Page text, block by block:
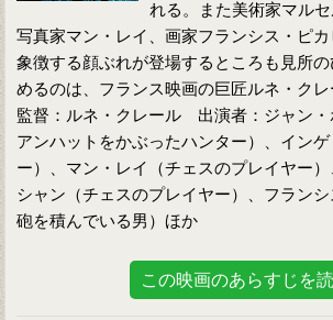
れる。また美術家マル
写真家マン・レイ、画家フランシス・ピ
象徴する顔ぶれが登場するところも見所
めるのは、フランス映画の巨匠ルネ・クレ
監督：ルネ・クレール 出演者：ジャン・
アンハットをかぶったハンター）、イン
ー）、マン・レイ（チェスのプレイヤー）
シャン（チェスのプレイヤー）、フラン
砲を積んでいる男）ほか
この映画のあらすじを